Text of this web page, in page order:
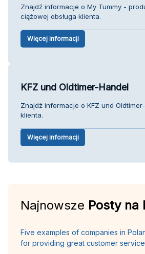
Znajdź informacje o My Tummy -
ciążowej obsługa klienta.
Więcej informacji
KFZ und Oldtimer-Handel
Znajdź informacje o KFZ und
klienta.
Więcej informacji
Najnowsze Posty na
Five examples of companies in
for providing great customer service